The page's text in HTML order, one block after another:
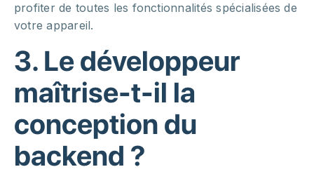
profiter de toutes les fonctionnalités spécialisées de
votre appareil.
3. Le développeur
maîtrise-t-il la
conception du
backend ?